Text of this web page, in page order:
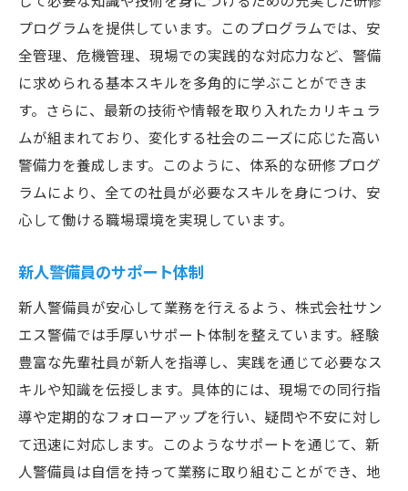
プログラムを提供しています。このプログラムでは、安
全管理、危機管理、現場での実践的な対応力など、警備
に求められる基本スキルを多角的に学ぶことができま
す。さらに、最新の技術や情報を取り入れたカリキュラ
ムが組まれており、変化する社会のニーズに応じた高い
警備力を養成します。このように、体系的な研修プログ
ラムにより、全ての社員が必要なスキルを身につけ、安
心して働ける職場環境を実現しています。
新人警備員のサポート体制
新人警備員が安心して業務を行えるよう、株式会社サン
エス警備では手厚いサポート体制を整えています。経験
豊富な先輩社員が新人を指導し、実践を通じて必要なス
キルや知識を伝授します。具体的には、現場での同行指
導や定期的なフォローアップを行い、疑問や不安に対し
て迅速に対応します。このようなサポートを通じて、新
人警備員は自信を持って業務に取り組むことができ、地